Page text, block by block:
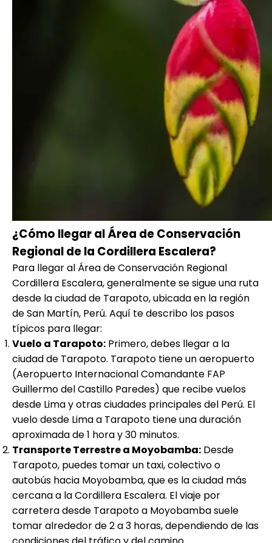
¿Cómo llegar al Área de Conservación
Regional de la Cordillera Escalera?
Para llegar al Área de Conservación Regional
Cordillera Escalera, generalmente se sigue una ruta
desde la ciudad de Tarapoto, ubicada en la región
de San Martín, Perú. Aquí te describo los pasos
típicos para llegar:
Vuelo a Tarapoto: Primero, debes llegar a la
ciudad de Tarapoto. Tarapoto tiene un aeropuerto
(Aeropuerto Internacional Comandante FAP
Guillermo del Castillo Paredes) que recibe vuelos
desde Lima y otras ciudades principales del Perú. El
vuelo desde Lima a Tarapoto tiene una duración
aproximada de 1 hora y 30 minutos.
Transporte Terrestre a Moyobamba: Desde
Tarapoto, puedes tomar un taxi, colectivo o
autobús hacia Moyobamba, que es la ciudad más
cercana a la Cordillera Escalera. El viaje por
carretera desde Tarapoto a Moyobamba suele
tomar alrededor de 2 a 3 horas, dependiendo de las